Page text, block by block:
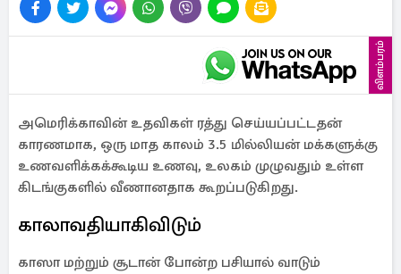
விளம்பரம்
அமெரிக்காவின் உதவிகள் ரத்து செய்யப்பட்டதன்
காரணமாக, ஒரு மாத காலம் 3.5 மில்லியன் மக்களுக்கு
உணவளிக்கக்கூடிய உணவு, உலகம் முழுவதும் உள்ள
கிடங்குகளில் வீணானதாக கூறப்படுகிறது.
காலாவதியாகிவிடும்
காஸா மற்றும் சூடான் போன்ற பசியால் வாடும்